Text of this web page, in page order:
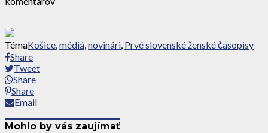
TémaKošice,médiá,novinári, Prvé slovenské ženské časopisy
Share
Tweet
Share
Share
Email
Mohlo by vás zaujímať